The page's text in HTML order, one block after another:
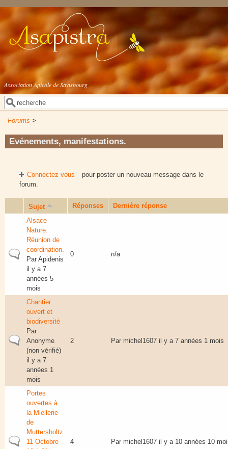
Aller au contenu principal
Association Apicole de Strasbourg
Formulaire de recherche
Rechercher
Forums >
Evénements, manifestations.
Connectez vous
pour poster un nouveau message dans le
forum.
Sujet Réponses Dernière réponse
Sujet normal
Alsace
Nature.
Réunion de
coordination.
Par Apidenis
il y a 7
années 5
mois
0 n/a
Sujet normal
Chantier
ouvert et
biodiversité
Par
Anonyme
(non vérifié)
il y a 7
années 1
mois
2 Par michel1607 il y a 7 années 1 mois
Sujet normal
Portes
ouvertes à
la Miellerie
de
Muttersholtz
11 Octobre
4 Par michel1607 il y a 10 années 10